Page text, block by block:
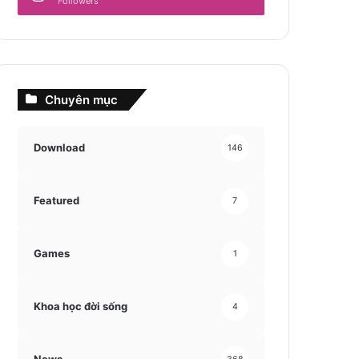
Chuyên mục
Download 146
Featured 7
Games 1
Khoa học đời sống 4